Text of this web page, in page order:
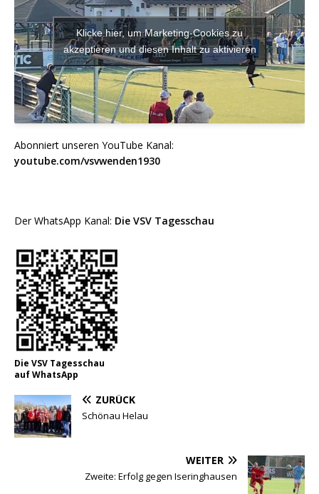
Klicke hier, um Marketing-Cookies zu
akzeptieren und diesen Inhalt zu aktivieren
Abonniert unseren YouTube Kanal:
youtube.com/vsvwenden1930
Der WhatsApp Kanal: Die VSV Tagesschau
Die VSV Tagesschau
auf WhatsApp
ZURÜCK
Schönau Helau
WEITER
Zweite: Erfolg gegen Iseringhausen